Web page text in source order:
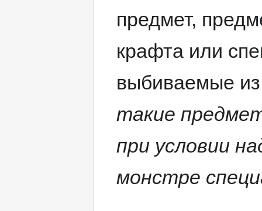
предмет,
крафта или
выбиваемые
такие
при условии
монстре